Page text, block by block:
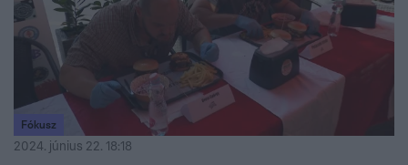
Fókusz
2024. június 22. 18:18